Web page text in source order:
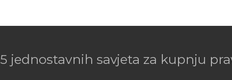
5 jednostavnih savjeta za kupnju